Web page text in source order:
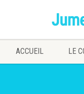
ACCUEIL LE